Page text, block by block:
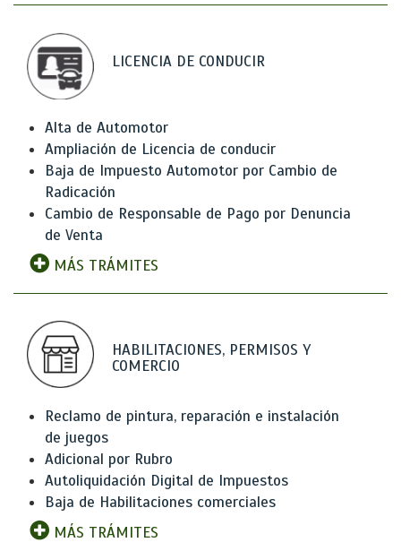
LICENCIA DE CONDUCIR
Alta de Automotor
Ampliación de Licencia de conducir
Baja de Impuesto Automotor por Cambio de
Radicación
Cambio de Responsable de Pago por Denuncia
de Venta
MÁS TRÁMITES
HABILITACIONES, PERMISOS Y
COMERCIO
Reclamo de pintura, reparación e instalación
de juegos
Adicional por Rubro
Autoliquidación Digital de Impuestos
Baja de Habilitaciones comerciales
MÁS TRÁMITES